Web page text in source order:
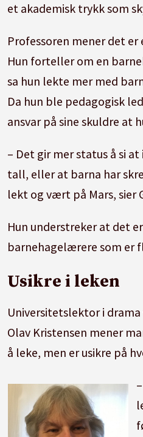
et akademisk trykk som
Professoren mener det
Hun forteller om en
sa hun lekte mer med
Da hun ble pedagogisk
ansvar på sine skuldre at
– Det gir mer status å si
tall, eller at barna har
lekt og vært på Mars, sier
Hun understreker at det
barnehagelærere som er
Usikre i leken
Universitetslektor i
Olav Kristensen mener
å leke, men er usikre på